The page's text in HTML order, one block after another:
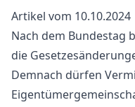
Artikel vom 10.10.2024
Nach dem Bundestag
die
Demnach dürfen